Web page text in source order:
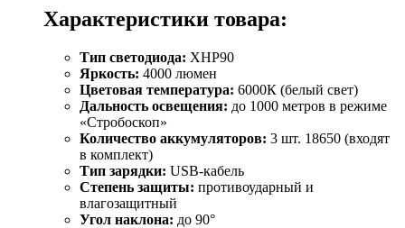
Характеристики товара:
Тип светодиода: XHP90
Яркость: 4000 люмен
Цветовая температура: 6000К (белый свет)
Дальность освещения: до 1000 метров в режиме
«Стробоскоп»
Количество аккумуляторов: 3 шт. 18650 (входят
в комплект)
Тип зарядки: USB-кабель
Степень защиты: противоударный и
влагозащитный
Угол наклона: до 90°